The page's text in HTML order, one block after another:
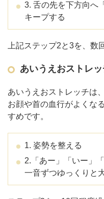
3. 舌の先を下方向へ
キープする
上記ステップ2と3を、数
あいうえおストレ
あいうえおストレッチは
お顔や首の血行がよくな
すめです。
1. 姿勢を整える
2.「あー」「いー」
一音ずつゆっくりと